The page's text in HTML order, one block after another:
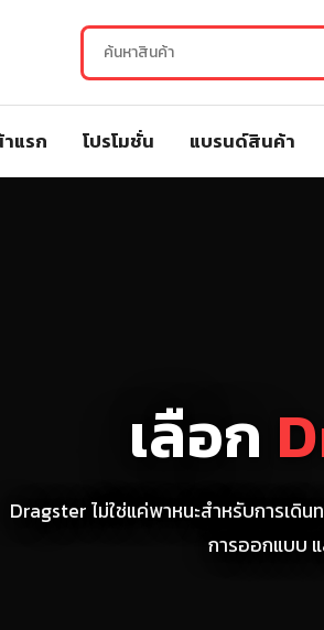
แรก โปรโมชั่น แบรนด์สินค้า
เลือก
Dragster ไม่ใช่แค่พาหนะสำหรับการเดิ
การออกแบบ